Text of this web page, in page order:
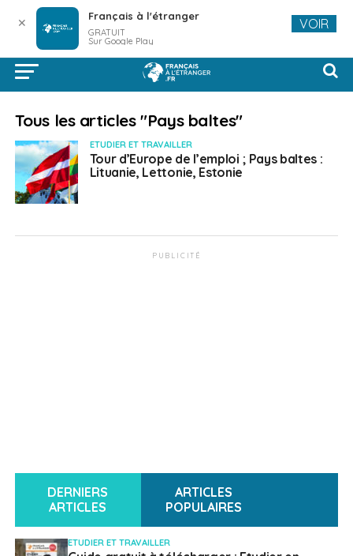
Tous les articles "Pays baltes"
ETUDIER ET TRAVAILLER
Tour d’Europe de l’emploi ; Pays baltes :
Lituanie, Lettonie, Estonie
PUBLICITÉ
DERNIERS
ARTICLES
ARTICLES
POPULAIRES
ETUDIER ET TRAVAILLER
✕ Français à l'étranger
GRATUIT
Sur Google Play
VOIR